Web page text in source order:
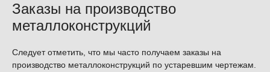
Заказы на производство
металлоконструкций
Следует отметить, что мы часто получаем заказы на
производство металлоконструкций по устаревшим чертежам.